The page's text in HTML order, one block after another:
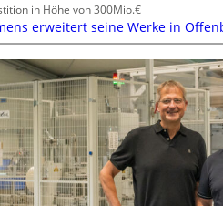
in Höhe von 300Mio.€
erweitert seine Werke in